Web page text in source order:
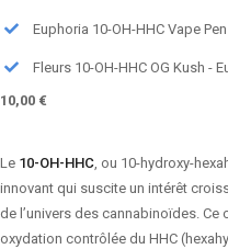
Euphoria 10-OH-HHC Vape
Fleurs 10-OH-HHC OG Kush -
10,00 €
Le 10-OH-HHC, ou 10-hydroxy-
innovant qui suscite un intérêt
de l’univers des cannabinoïdes.
oxydation contrôlée du HHC